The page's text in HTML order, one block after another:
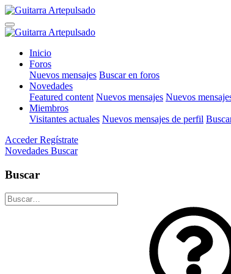
Inicio
Foros
Nuevos mensajes Buscar en foros
Novedades
Featured content Nuevos mensajes Nuevos
Miembros
Visitantes actuales Nuevos mensajes de perfil
Acceder Regístrate
Novedades Buscar
Buscar